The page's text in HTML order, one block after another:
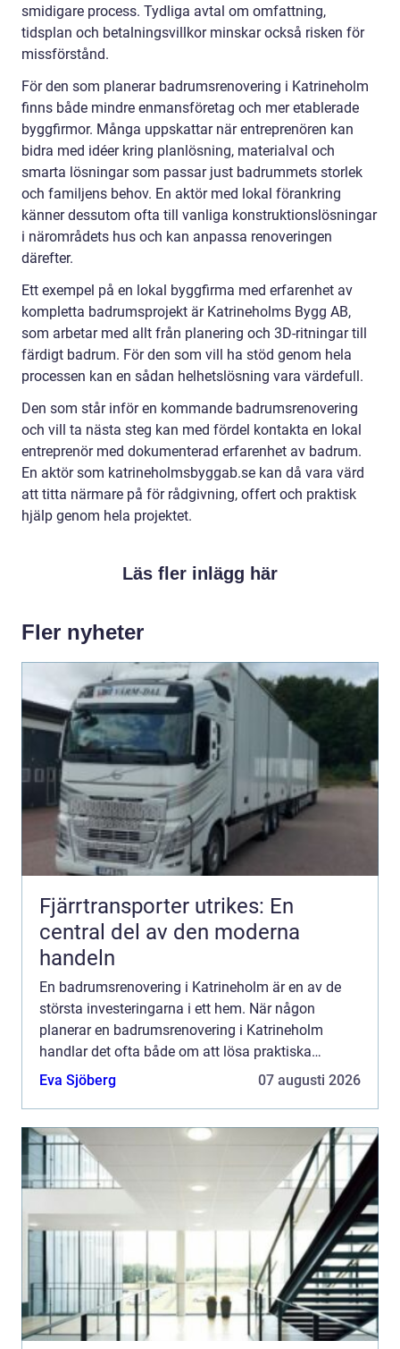
smidigare process. Tydliga avtal om omfattning,
tidsplan och betalningsvillkor minskar också risken för
missförstånd.
För den som planerar badrumsrenovering i Katrineholm
finns både mindre enmansföretag och mer etablerade
byggfirmor. Många uppskattar när entreprenören kan
bidra med idéer kring planlösning, materialval och
smarta lösningar som passar just badrummets storlek
och familjens behov. En aktör med lokal förankring
känner dessutom ofta till vanliga konstruktionslösningar
i närområdets hus och kan anpassa renoveringen
därefter.
Ett exempel på en lokal byggfirma med erfarenhet av
kompletta badrumsprojekt är Katrineholms Bygg AB,
som arbetar med allt från planering och 3D-ritningar till
färdigt badrum. För den som vill ha stöd genom hela
processen kan en sådan helhetslösning vara värdefull.
Den som står inför en kommande badrumsrenovering
och vill ta nästa steg kan med fördel kontakta en lokal
entreprenör med dokumenterad erfarenhet av badrum.
En aktör som katrineholmsbyggab.se kan då vara värd
att titta närmare på för rådgivning, offert och praktisk
hjälp genom hela projektet.
Läs fler inlägg här
Fler nyheter
Fjärrtransporter utrikes: En
central del av den moderna
handeln
En badrumsrenovering i Katrineholm är en av de
största investeringarna i ett hem. När någon
planerar en badrumsrenovering i Katrineholm
handlar det ofta både om att lösa praktiska
problem och att höja känslan...
Eva Sjöberg 07 augusti 2026